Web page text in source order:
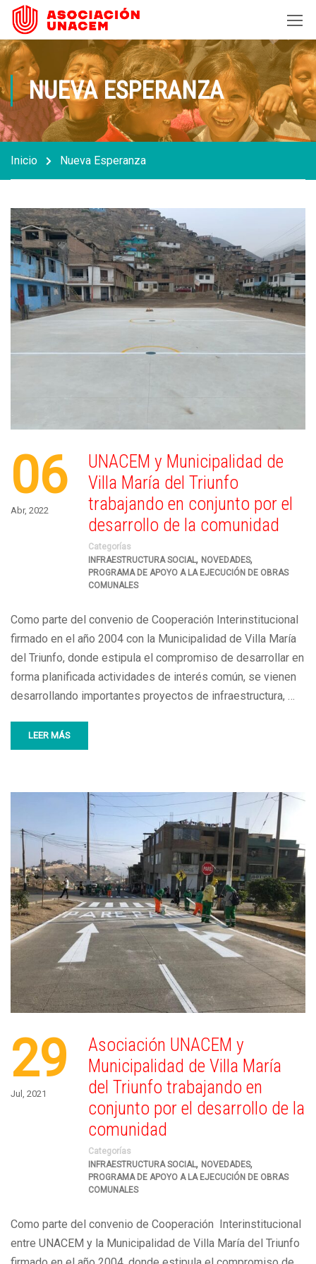
NUEVA ESPERANZA
Inicio Nueva Esperanza
06
Abr, 2022
UNACEM y Municipalidad de
Villa María del Triunfo
trabajando en conjunto por el
desarrollo de la comunidad
Categorías
INFRAESTRUCTURA SOCIAL, NOVEDADES,
PROGRAMA DE APOYO A LA EJECUCIÓN DE OBRAS
COMUNALES
Como parte del convenio de Cooperación Interinstitucional
firmado en el año 2004 con la Municipalidad de Villa María
del Triunfo, donde estipula el compromiso de desarrollar en
forma planificada actividades de interés común, se vienen
desarrollando importantes proyectos de infraestructura, …
LEER MÁS
29
Jul, 2021
Asociación UNACEM y
Municipalidad de Villa María
del Triunfo trabajando en
conjunto por el desarrollo de la
comunidad
Categorías
INFRAESTRUCTURA SOCIAL, NOVEDADES,
PROGRAMA DE APOYO A LA EJECUCIÓN DE OBRAS
COMUNALES
Como parte del convenio de Cooperación Interinstitucional
entre UNACEM y la Municipalidad de Villa María del Triunfo